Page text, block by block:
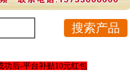
功后-平台补贴10元红包